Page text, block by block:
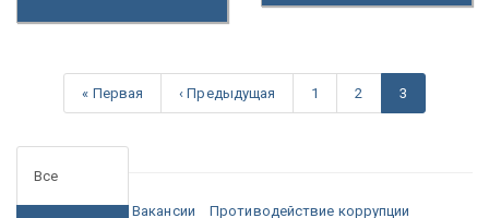
« Первая ‹ Предыдущая 1 2 3
Все
Медиа Вакансии Противодействие коррупции